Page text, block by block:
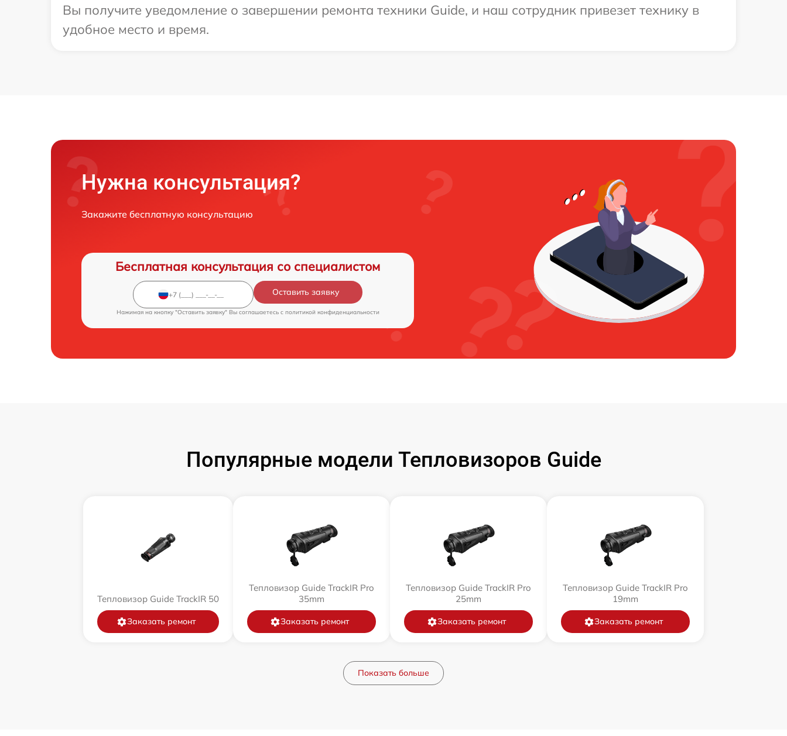
Вы получите уведомление о завершении ремонта техники Guide, и наш сотрудник привезет технику в
удобное место и время.
Нужна консультация?
Закажите бесплатную консультацию
Бесплатная консультация со специалистом
Оставить заявку
Нажимая на кнопку "Оставить заявку" Вы соглашаетесь c политикой конфиденциальности
Популярные модели Тепловизоров Guide
Тепловизор Guide TrackIR 50
Заказать ремонт
Тепловизор Guide TrackIR Pro
35mm
Заказать ремонт
Тепловизор Guide TrackIR Pro
25mm
Заказать ремонт
Тепловизор Guide TrackIR Pro
19mm
Заказать ремонт
Показать больше